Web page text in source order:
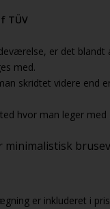
TÜV
er det blandt
med.
skridtet videre end
hvor man leger
minimalistisk
er inkluderet i